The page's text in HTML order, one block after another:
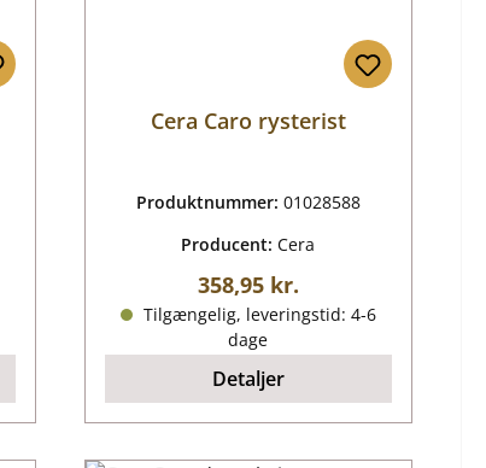
Cera Caro rysterist
Produktnummer: 01028588
Producent:Cera
Almindelig pris:
358,95 kr.
Tilgængelig, leveringstid: 4-6
dage
Detaljer